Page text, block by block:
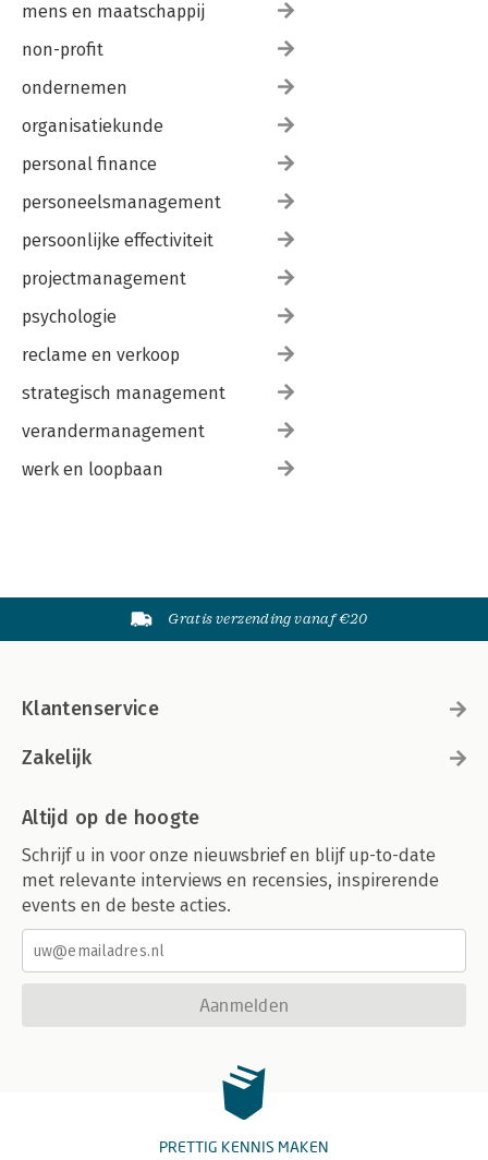
mens en maatschappij
non-profit
ondernemen
organisatiekunde
personal finance
personeelsmanagement
persoonlijke effectiviteit
projectmanagement
psychologie
reclame en verkoop
strategisch management
verandermanagement
werk en loopbaan
Gratis verzending vanaf €20
Klantenservice
Zakelijk
Altijd op de hoogte
Schrijf u in voor onze nieuwsbrief en blijf up-to-date
met relevante interviews en recensies, inspirerende
events en de beste acties.
Aanmelden
PRETTIG KENNIS MAKEN